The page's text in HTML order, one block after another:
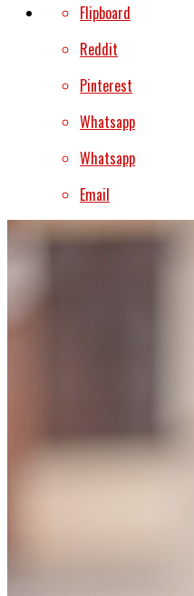
Flipboard
Reddit
Pinterest
Whatsapp
Whatsapp
Email